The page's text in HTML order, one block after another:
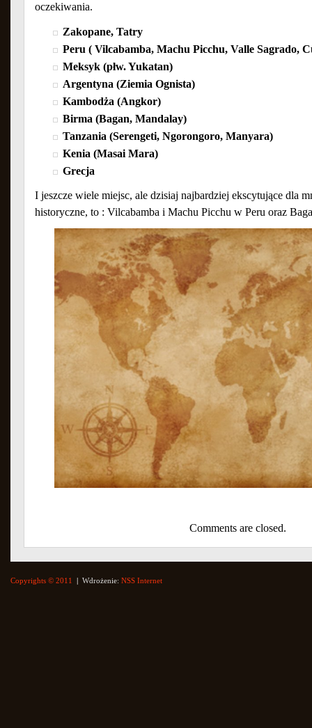
oczekiwania.
Zakopane, Tatry
Peru ( Vilcabamba, Machu Picchu, Valle Sagrado,
Meksyk (płw. Yukatan)
Argentyna (Ziemia Ognista)
Kambodża (Angkor)
Birma (Bagan, Mandalay)
Tanzania (Serengeti, Ngorongoro, Manyara)
Kenia (Masai Mara)
Grecja
I jeszcze wiele miejsc, ale dzisiaj najbardziej ekscytujące dla
historyczne, to : Vilcabamba i Machu Picchu w Peru oraz
Comments are closed.
Copyrights © 2011 | Wdrożenie: NSS Internet